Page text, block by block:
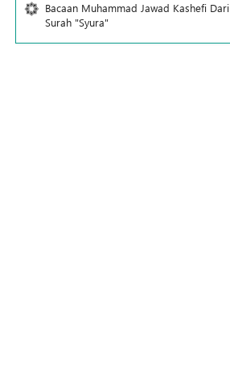
Bacaan Muhammad Jawad Kashefi Dari
Surah "Syura"